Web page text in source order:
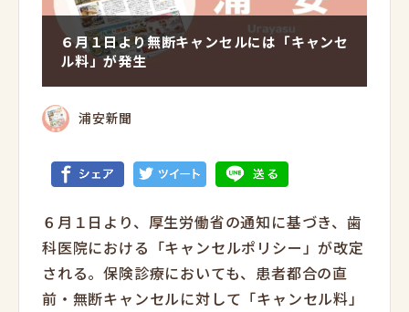
６月１日より無断キャンセルには「キャンセ
ル料」が発生
浦安新聞
６月１日より、厚生労働省の通知に基づき、歯
科医院における「キャンセルポリシー」が改定
される。保険診療においても、患者都合の直
前・無断キャンセルに対して「キャンセル料」